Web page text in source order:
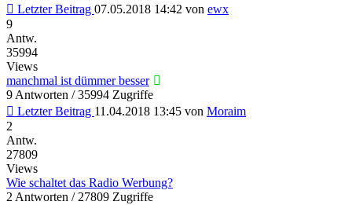
Letzter Beitrag 07.05.2018 14:42 von ewx
9
Antw.
35994
Views
manchmal ist dümmer besser
9 Antworten / 35994 Zugriffe
Letzter Beitrag 11.04.2018 13:45 von Moraim
2
Antw.
27809
Views
Wie schaltet das Radio Werbung?
2 Antworten / 27809 Zugriffe